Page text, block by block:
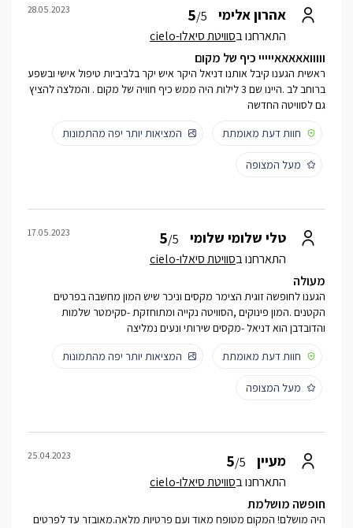
אהרון אלימי 5/5
התארחנו בסוויטת סיאלו-cielo
28.05.2023
ווווואאאאאייייי כיף של מקום
ראשית הגענו קיבל אותנו דניאל היקר איש יקר בלביביות טיפול אישי ובשפע
ברוחב לב .היינו שם 3 לילות היה ממש כיף חוויה של מקום . והמלצה להציץ
גם לסוויטה החדשה
חוות דעת מאומתת
המציאות יותר יפה מהתמונות
מעל המצופה
טלי שלומי שלומי 5/5
התארחנו בסוויטת סיאלו-cielo
17.05.2023
מעולה
הגענו לחופשה זוגית הצימר מקסים וניכר שיש המון מחשבה בפרטים
הקטנים .המון פינוקים ,הסוויטה נקייה ומתוחזקת -סקימטר שלמות
והדובדבן הוא דניאל -מקסים שירותי ונעים נמליצה
חוות דעת מאומתת
המציאות יותר יפה מהתמונות
מעל המצופה
מעיין 5/5
התארחנו בסוויטת סיאלו-cielo
25.04.2023
חופשה מושלמת
היה מושלם! המקום מטופח מאוד ועם פרטיות מלאה.מאובזר עד לפרטים